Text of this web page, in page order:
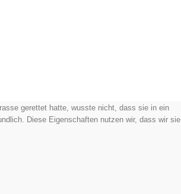
gerettet hatte, wusste nicht, dass sie in ein
Diese Eigenschaften nutzen wir, dass wir sie